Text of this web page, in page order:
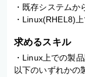
・既存システムか
・Linux(RHEL8)
求めるスキル
・Linux上での製
以下のいずれかの